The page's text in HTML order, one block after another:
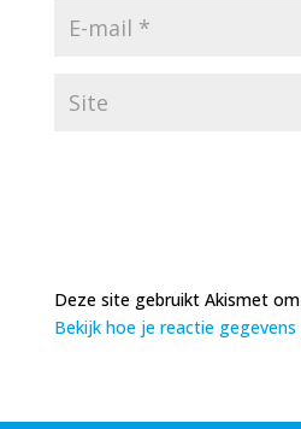
Deze site gebruikt Akismet
Bekijk hoe je reactie